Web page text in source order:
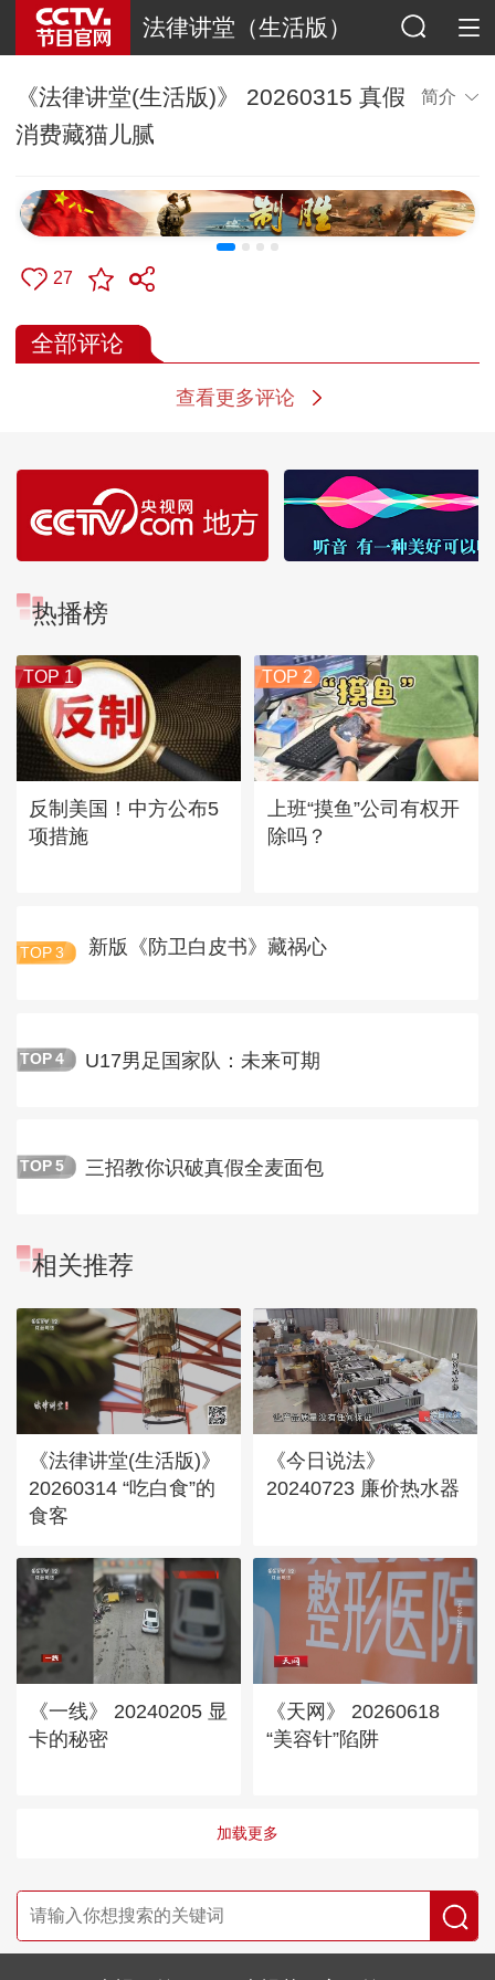
法律讲堂（生活版）
《法律讲堂(生活版)》 20260315 真假
消费藏猫儿腻
简介
27
全部评论
查看更多评论
热播榜
TOP 1
反制美国！中方公布5
项措施
TOP 2
上班“摸鱼”公司有权开
除吗？
TOP 3 新版《防卫白皮书》藏祸心
TOP 4 U17男足国家队：未来可期
TOP 5 三招教你识破真假全麦面包
相关推荐
《法律讲堂(生活版)》
20260314 “吃白食”的
食客
《今日说法》
20240723 廉价热水器
《一线》 20240205 显
卡的秘密
《天网》 20260618
“美容针”陷阱
加载更多